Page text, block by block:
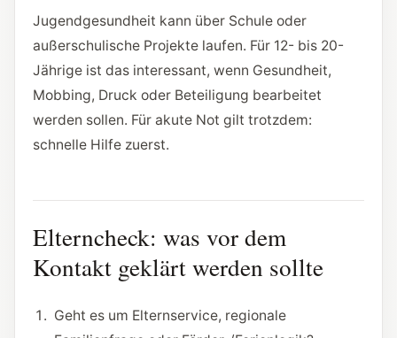
Jugendgesundheit kann über Schule oder
außerschulische Projekte laufen. Für 12- bis 20-
Jährige ist das interessant, wenn Gesundheit,
Mobbing, Druck oder Beteiligung bearbeitet
werden sollen. Für akute Not gilt trotzdem:
schnelle Hilfe zuerst.
Elterncheck: was vor dem
Kontakt geklärt werden sollte
Geht es um Elternservice, regionale